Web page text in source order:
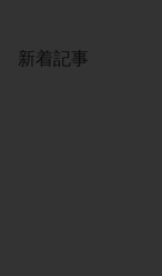
新着記事